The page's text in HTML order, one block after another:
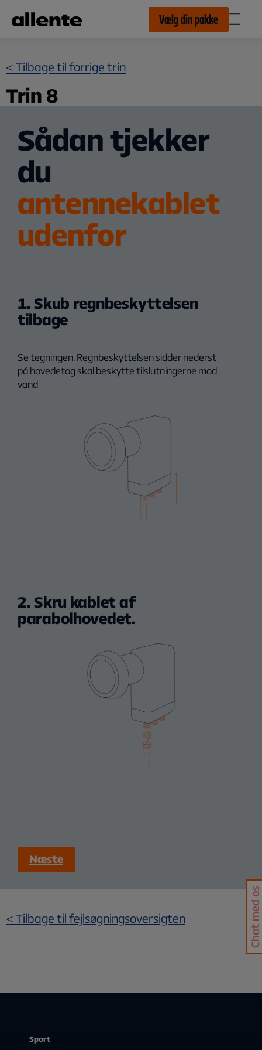
Vælg din pakke
< Tilbage til forrige trin
Trin 8
Sådan tjekker
du
antennekablet
udenfor
1. Skub regnbeskyttelsen
tilbage
Se tegningen. Regnbeskyttelsen sidder nederst
på hovedetog skal beskytte tilslutningerne mod
vand
2. Skru kablet af
parabolhovedet.
Næste
< Tilbage til fejlsøgningsoversigten
Sport
Chat med os